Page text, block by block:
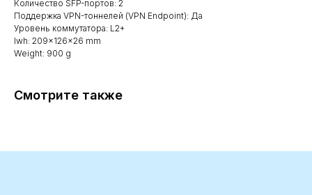
Количество SFP-портов: 2
Поддержка VPN-тоннелей (VPN Endpoint): Да
Уровень коммутатора: L2+
lwh: 209x126x26 mm
Weight: 900 g
Смотрите также